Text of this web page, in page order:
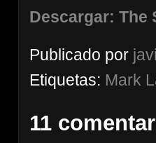
Descargar: The
Publicado por
Etiquetas: Mark
11